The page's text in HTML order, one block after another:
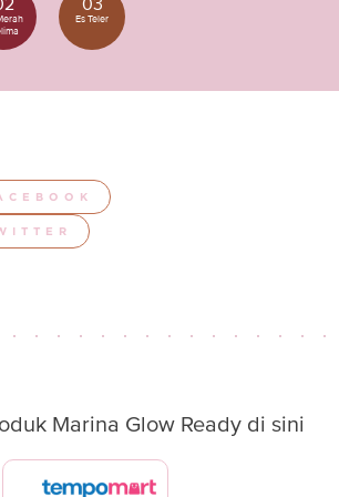
03
Es Teler
Marina Glow Ready di sini